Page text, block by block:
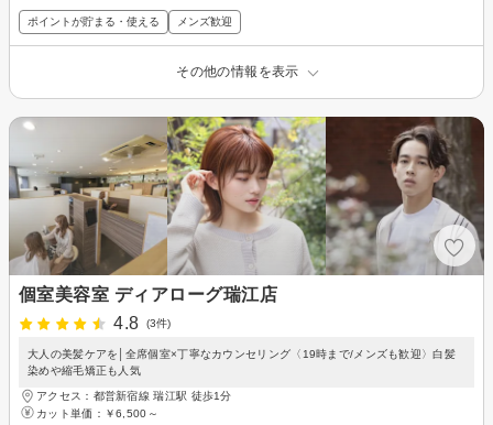
ポイントが貯まる・使える メンズ歓迎
その他の情報を表示
個室美容室 ディアローグ瑞江店
4.8
(3件)
大人の美髪ケアを│全席個室×丁寧なカウンセリング〈19時まで/メンズも歓迎〉白髪
染めや縮毛矯正も人気
アクセス：都営新宿線 瑞江駅 徒歩1分
カット単価： ￥6,500～